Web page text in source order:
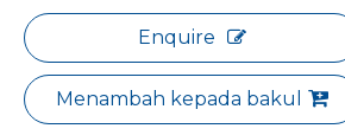
Enquire
Menambah kepada bakul